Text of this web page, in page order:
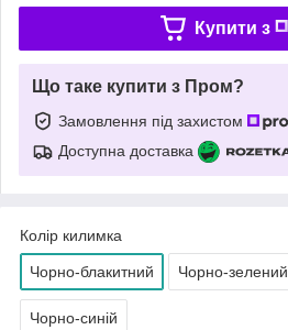
Купити з
Що таке купити з Пром?
Замовлення під захистом
Доступна доставка
Колір килимка
Чорно-блакитний Чорно-зелений
Чорно-синій